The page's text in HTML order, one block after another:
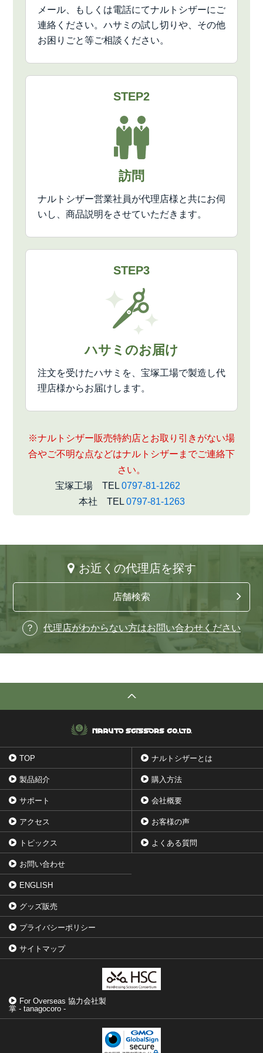
メール、もしくは電話にてナルトシザーにご
連絡ください。ハサミの試し切りや、その他
お困りごと等ご相談ください。
STEP2
訪問
ナルトシザー営業社員が代理店様と共にお伺
いし、商品説明をさせていただきます。
STEP3
ハサミのお届け
注文を受けたハサミを、宝塚工場で製造し代
理店様からお届けします。
※ナルトシザー販売特約店とお取り引きがない場
合やご不明な点などはナルトシザーまでご連絡下
さい。
宝塚工場 TEL 0797-81-1262
本社 TEL 0797-81-1263
お近くの代理店を探す
店舗検索
代理店がわからない方はお問い合わせください
TOP ナルトシザーとは
製品紹介 購入方法
サポート 会社概要
アクセス お客様の声
トピックス よくある質問
お問い合わせ
ENGLISH
グッズ販売
プライバシーポリシー
サイトマップ
For Overseas 協力会社製
掌 - tanagocoro -